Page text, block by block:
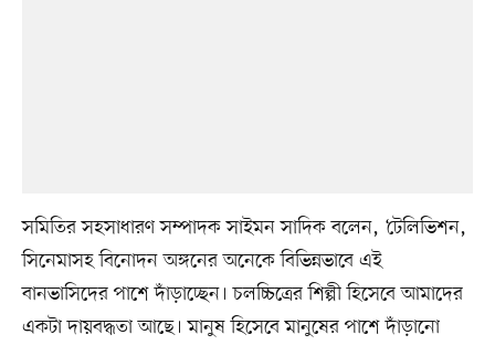
সমিতির সহসাধারণ সম্পাদক সাইমন সাদিক বলেন, ‘টেলিভিশন,
সিনেমাসহ বিনোদন অঙ্গনের অনেকে বিভিন্নভাবে এই
বানভাসিদের পাশে দাঁড়াচ্ছেন। চলচ্চিত্রের শিল্পী হিসেবে আমাদের
একটা দায়বদ্ধতা আছে। মানুষ হিসেবে মানুষের পাশে দাঁড়ানো